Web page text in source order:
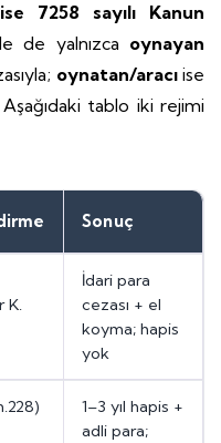
7258 sayılı Kanun
de yalnızca oynayan
oynatan/aracıise
Aşağıdaki tablo iki rejimi
Sonuç
K.
İdari para
cezası + el
koyma; hapis
yok
1–3 yıl hapis +
adli para;